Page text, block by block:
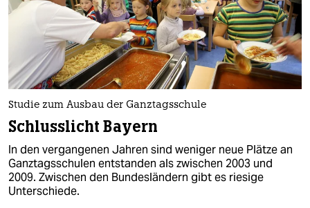
Studie zum Ausbau der Ganztagsschule
Schlusslicht Bayern
In den vergangenen Jahren sind weniger neue Plätze an
Ganztagsschulen entstanden als zwischen 2003 und
2009. Zwischen den Bundesländern gibt es riesige
Unterschiede.